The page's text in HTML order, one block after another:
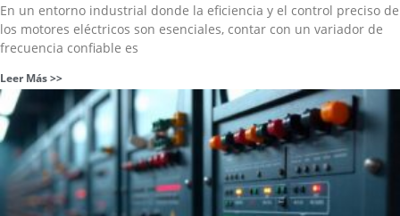
En un entorno industrial donde la eficiencia y el control preciso de
los motores eléctricos son esenciales, contar con un variador de
frecuencia confiable es
Leer Más >>